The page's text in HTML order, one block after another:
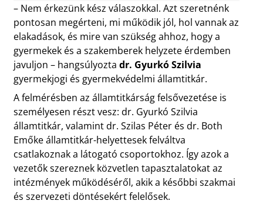
– Nem érkezünk kész válaszokkal. Azt szeretnénk
pontosan megérteni, mi működik jól, hol vannak az
elakadások, és mire van szükség ahhoz, hogy a
gyermekek és a szakemberek helyzete érdemben
javuljon – hangsúlyozta dr. Gyurkó Szilvia
gyermekjogi és gyermekvédelmi államtitkár.
A felmérésben az államtitkárság felsővezetése is
személyesen részt vesz: dr. Gyurkó Szilvia
államtitkár, valamint dr. Szilas Péter és dr. Both
Emőke államtitkár-helyettesek felváltva
csatlakoznak a látogató csoportokhoz. Így azok a
vezetők szereznek közvetlen tapasztalatokat az
intézmények működéséről, akik a későbbi szakmai
és szervezeti döntésekért felelősek.